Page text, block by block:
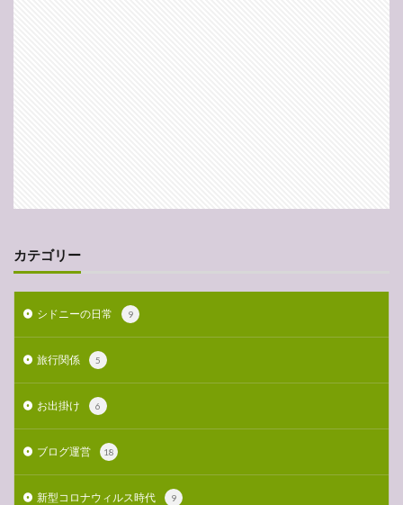
カテゴリー
シドニーの日常 9
旅行関係 5
お出掛け 6
ブログ運営 18
新型コロナウィルス時代 9